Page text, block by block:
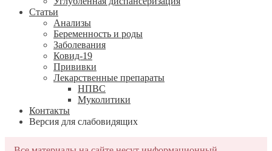
Статьи
Анализы
Беременность и роды
Заболевания
Ковид-19
Прививки
Лекарственные препараты
НПВС
Муколитики
Контакты
Версия для слабовидящих